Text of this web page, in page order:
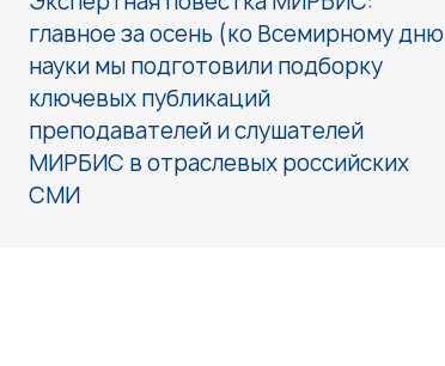
главное за осень (ко Всемирному дню
науки мы подготовили подборку
ключевых публикаций
преподавателей и слушателей
МИРБИС в отраслевых российских
СМИ